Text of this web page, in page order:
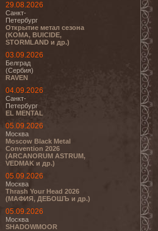
29.08.2026
Санкт-
Петербург
Открытие метал сезона
(KOMA, BUICIDE,
STORMLAND и др.)
03.09.2026
Белград
(Сербия)
RAVEN
04.09.2026
Санкт-
Петербург
EL MENTAL
05.09.2026
Москва
Moscow Black Metal
Convention 2026
(ARCANORUM ASTRUM,
VEDMAK и др.)
05.09.2026
Москва
Thrash Your Head 2026
(МАФИЯ, ДЕБОШЪ и др.)
05.09.2026
Москва
SHADOWMOOR